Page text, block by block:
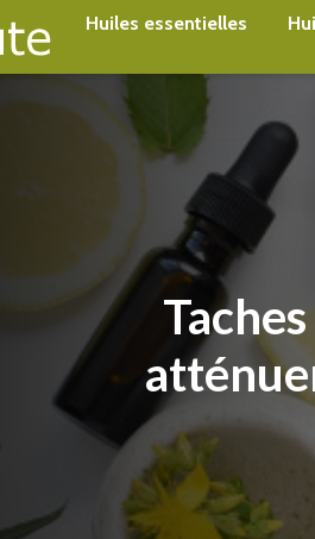
Huiles essentielles